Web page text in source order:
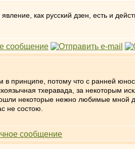
как русский дзен, есть и
в принципе, потому что с ранней
тхеравада, за некоторым
некоторые нежно любимые
не состою.